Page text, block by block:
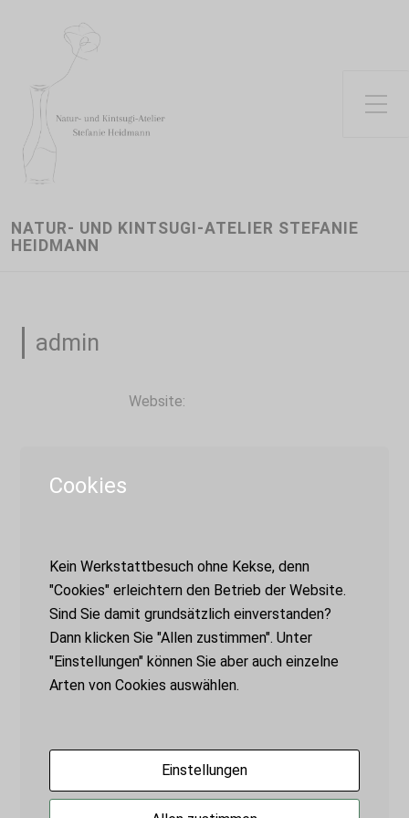
Toggle Side Menu
NATUR- UND KINTSUGI-ATELIER STEFANIE
HEIDMANN
admin
Website:
pigmente – Wie passt das alles
zusammen?
Die Gartenwerkstatt – Kreative
Workshops, die Gemeinsinn und
Naturverständnis fördern
Europäische Tage des
Kunsthandwerks 2025
Zur Schau gestellte Narben? Warum
Cookies
Kein Werkstattbesuch ohne Kekse, denn
"Cookies" erleichtern den Betrieb der Website.
Sind Sie damit grundsätzlich einverstanden?
Dann klicken Sie "Allen zustimmen". Unter
"Einstellungen" können Sie aber auch einzelne
Arten von Cookies auswählen.
Einstellungen